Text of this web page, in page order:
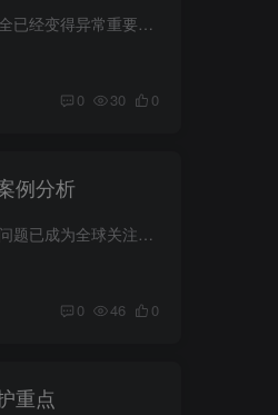
随着数字时代的到来，网络安全已经变得异常重要。无论是个人用户还是企业组织，保护自己的数字资产都成为了一项必须的任务。在众多的网络安全产品中，选择合适的产品可能是一项挑战。本文将为您...
0 30 0
例分析
在当今数字化时代，网络安全问题已成为全球关注的焦点。随着技术的不断发展和互联网的普及，网络攻击的手段越来越多样化，规模也日益扩大。本文将通过几个典型的大规模网络安全事件案例，分析其...
0 46 0
重点